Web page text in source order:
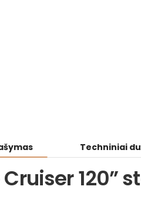
Techniniai
Cruiser